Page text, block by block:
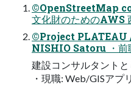
©OpenStreetMap
文化財のためのAWS
©Project PLATEAU
NISHIO Satoru ・前
建設コンサルタント
・現職: Web/GISアプ